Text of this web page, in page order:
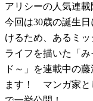
アリシーの人気連載
今回は30歳の誕生
けるため、あるミ
ライフを描いた「
ド～」を連載中の
ます！ マンガ家と